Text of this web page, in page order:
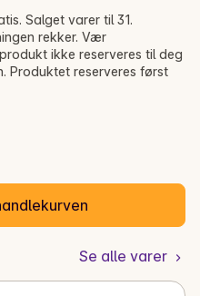
Salget varer til 31.
rekker. Vær
ikke reserveres til deg
Produktet reserveres først
Se alle varer